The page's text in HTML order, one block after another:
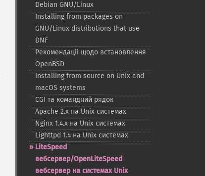
Debian GNU/Linux
Installing from packages on
GNU/Linux distributions that use
DNF
Рекомендаціі щодо встановлення
OpenBSD
Installing from source on Unix and
macOS systems
CGI та командний рядок
Apache 2.x на Unix системах
Nginx 1.4.x на Unix системах
Lighttpd 1.4 на Unix системах
LiteSpeed
вебсервер/OpenLiteSpeed
вебсервер на системах Unix